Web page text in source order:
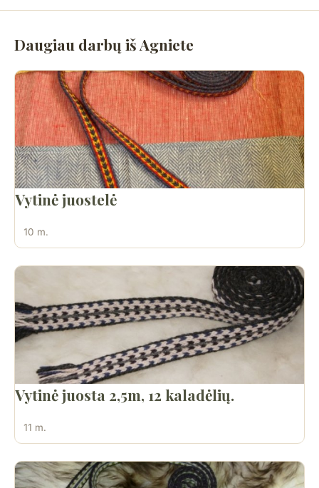
Daugiau darbų iš Agniete
Vytinė juostelė
10 m.
Vytinė juosta 2,5m, 12 kaladėlių.
11 m.